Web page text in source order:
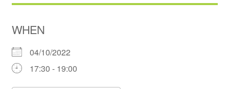
WHEN
04/10/2022
17:30 - 19:00